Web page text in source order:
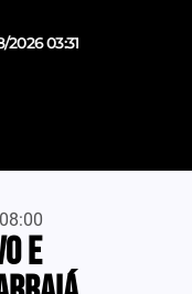
2026 03:31
08:00
e